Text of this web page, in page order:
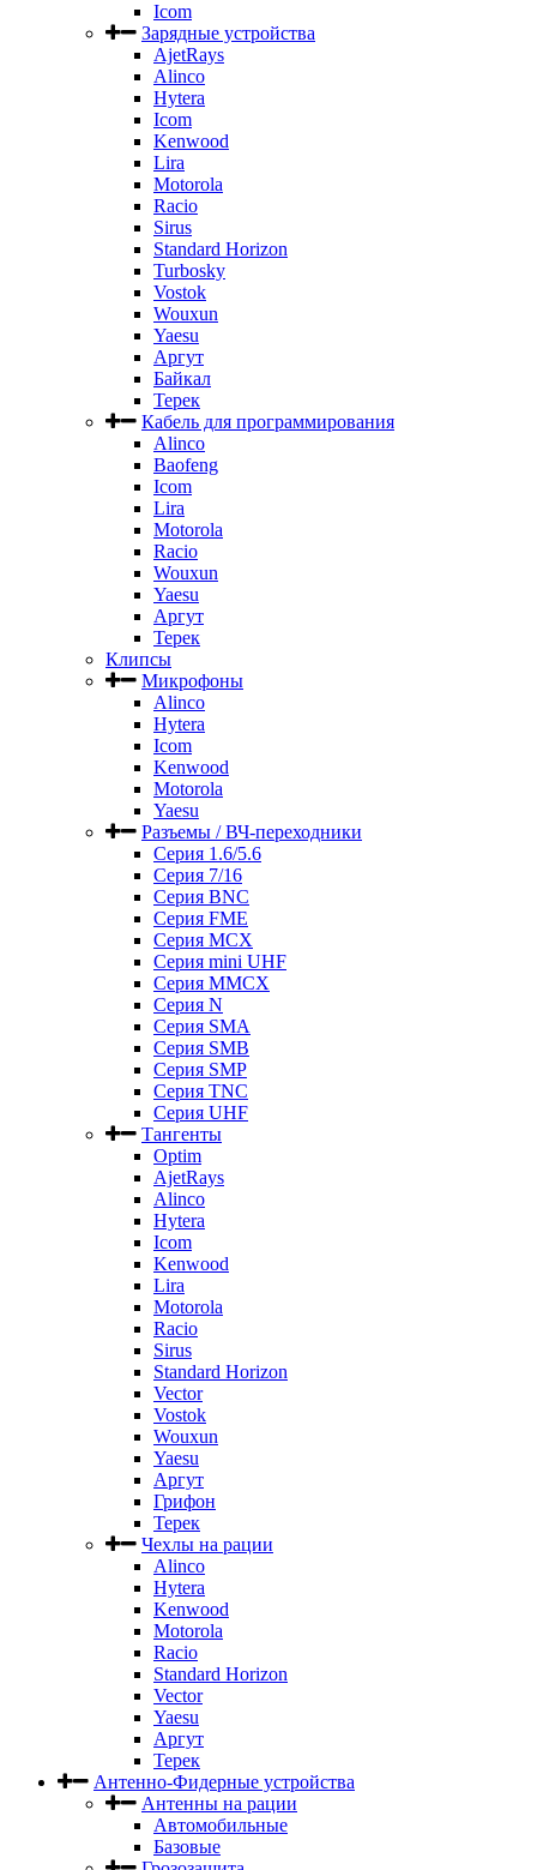
Icom
Зарядные устройства
AjetRays
Alinco
Hytera
Icom
Kenwood
Lira
Motorola
Racio
Sirus
Standard Horizon
Turbosky
Vostok
Wouxun
Yaesu
Аргут
Байкал
Терек
Кабель для программирования
Alinco
Baofeng
Icom
Lira
Motorola
Racio
Wouxun
Yaesu
Аргут
Терек
Клипсы
Микрофоны
Alinco
Hytera
Icom
Kenwood
Motorola
Yaesu
Разъемы / ВЧ-переходники
Серия 1.6/5.6
Серия 7/16
Серия BNC
Серия FME
Серия MCX
Серия mini UHF
Серия MMCX
Серия N
Серия SMA
Серия SMB
Серия SMP
Серия TNC
Серия UHF
Тангенты
Optim
AjetRays
Alinco
Hytera
Icom
Kenwood
Lira
Motorola
Racio
Sirus
Standard Horizon
Vector
Vostok
Wouxun
Yaesu
Аргут
Грифон
Терек
Чехлы на рации
Alinco
Hytera
Kenwood
Motorola
Racio
Standard Horizon
Vector
Yaesu
Аргут
Терек
Антенно-Фидерные устройства
Антенны на рации
Автомобильные
Базовые